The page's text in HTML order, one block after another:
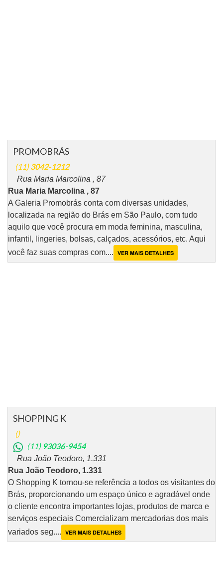
PROMOBRÁS
(11)3042-1212
Rua Maria Marcolina , 87
Rua Maria Marcolina , 87
A Galeria Promobrás conta com diversas unidades,
localizada na região do Brás em São Paulo, com tudo
aquilo que você procura em moda feminina, masculina,
infantil, lingeries, bolsas, calçados, acessórios, etc. Aqui
você faz suas compras com.... VER MAIS DETALHES
SHOPPING K
()
(11) 93036-9454
Rua João Teodoro, 1.331
Rua João Teodoro, 1.331
O Shopping K tornou-se referência a todos os visitantes do
Brás, proporcionando um espaço único e agradável onde
o cliente encontra importantes lojas, produtos de marca e
serviços especiais Comercializam mercadorias dos mais
variados seg.... VER MAIS DETALHES